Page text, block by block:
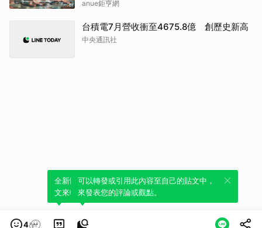
anue鉅亨網
台積電7月營收衝至4675.8億 創歷史新高
中央通訊社
4
全新體驗！一鍵引用此內容，透過發布貼
文來輕鬆表達個人立場。
可以轉發或引用此內容至自己的貼文中，
來發表您的評論或觀點。